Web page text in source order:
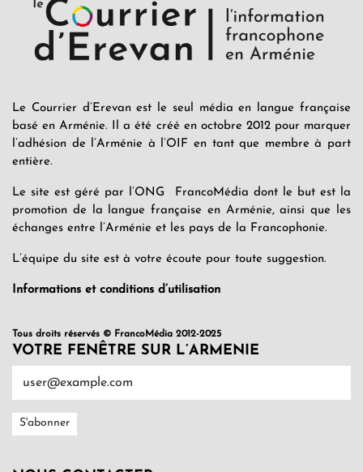
Le Courrier d’Erevan est le seul média en langue française
basé en Arménie. Il a été créé en octobre 2012 pour marquer
l’adhésion de l’Arménie à l’OIF en tant que membre à part
entière.
Le site est géré par l’ONG FrancoMédia dont le but est la
promotion de la langue française en Arménie, ainsi que les
échanges entre l’Arménie et les pays de la Francophonie.
L’équipe du site est à votre écoute pour toute suggestion.
Informations et conditions d’utilisation
Tous droits réservés © FrancoMédia 2012-2025
VOTRE FENÊTRE SUR L’ARMENIE